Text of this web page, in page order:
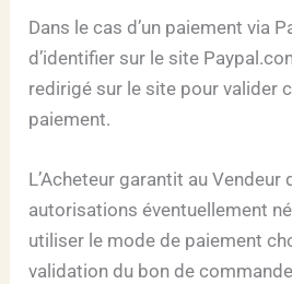
Dans le cas d’un paiement via
d’identifier sur le site
redirigé sur le site pour valider
paiement.
L’Acheteur garantit au Vendeur
autorisations éventuellement
utiliser le mode de paiement
validation du bon de